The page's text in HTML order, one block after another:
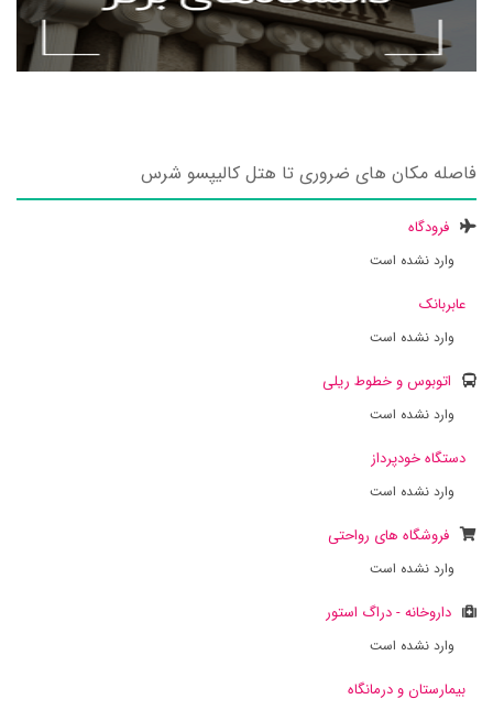
فاصله مکان های ضروری تا هتل کالیپسو شرس
فرودگاه
وارد نشده است
عابربانک
وارد نشده است
اتوبوس و خطوط ریلی
وارد نشده است
دستگاه خودپرداز
وارد نشده است
فروشگاه های رواحتی
وارد نشده است
داروخانه - دراگ استور
وارد نشده است
بیمارستان و درمانگاه